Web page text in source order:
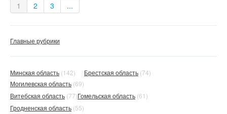
1 2 3 ...
Главные рубрики
Минская область (142)
Могилевская область (69)
Брестская область (74)
Витебская область (77)Гомельская область (61)
Гродненская область (55)